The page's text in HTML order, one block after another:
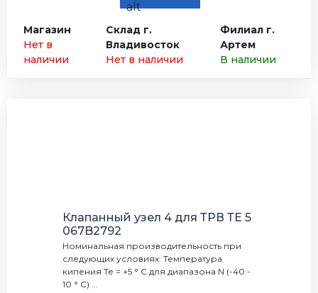
Магазин
Нет в
наличии
Склад г.
Владивосток
Нет в наличии
Филиал г.
Артем
В наличии
Клапанный узел 4 для ТРВ ТЕ 5
067B2792
Номинальная производительность при
следующих условиях: Температура
кипения Те = +5 ° С для диапазона N (-40 -
10 ° С) ...